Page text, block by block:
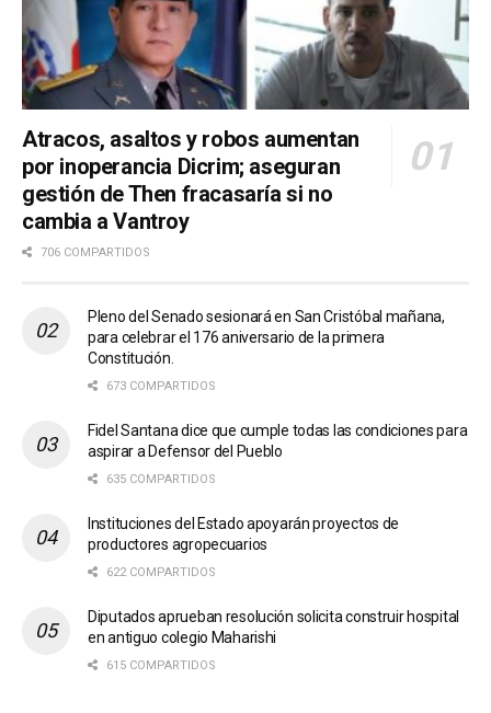
Atracos, asaltos y robos aumentan
por inoperancia Dicrim; aseguran
gestión de Then fracasaría si no
cambia a Vantroy
706 COMPARTIDOS
Pleno del Senado sesionará en San Cristóbal mañana,
para celebrar el 176 aniversario de la primera
Constitución.
673 COMPARTIDOS
Fidel Santana dice que cumple todas las condiciones para
aspirar a Defensor del Pueblo
635 COMPARTIDOS
Instituciones del Estado apoyarán proyectos de
productores agropecuarios
622 COMPARTIDOS
Diputados aprueban resolución solicita construir hospital
en antiguo colegio Maharishi
615 COMPARTIDOS